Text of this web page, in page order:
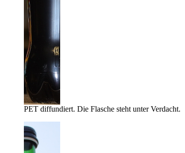
PET diffundiert. Die Flasche steht unter Verdacht.